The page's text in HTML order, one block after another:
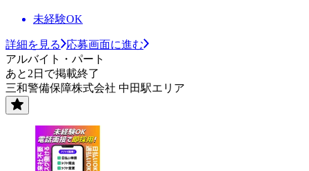
未経験OK
詳細を見る
応募画面に進む
アルバイト・パート
あと2日で掲載終了
三和警備保障株式会社 中田駅エリア